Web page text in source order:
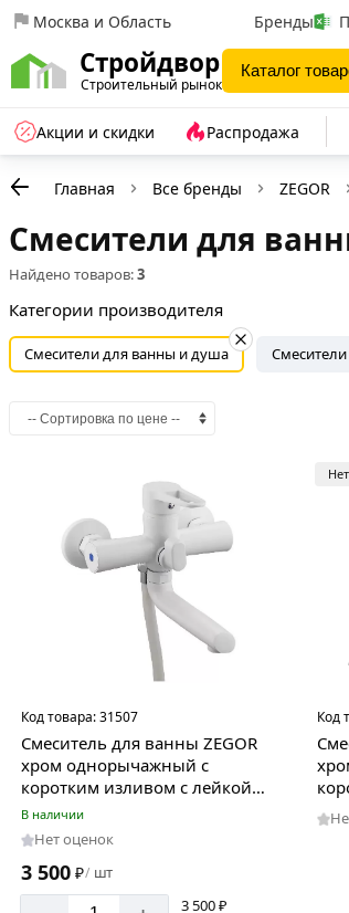
Москва и Область Бренды
Стройдвор
Строительный рынок
Каталог
Акции и скидки Распродажа
Главная Все бренды ZEGOR
Смесители для
Найдено товаров:3
Категории производителя
Смесители для ванны и душа
Код товара:31507
Смеситель для ванны ZEGOR
хром однорычажный с
коротким изливом с лейкой
белый PU3-A045YW
В наличии
Нет оценок
3 500 ₽/ шт
3 500 ₽
Код